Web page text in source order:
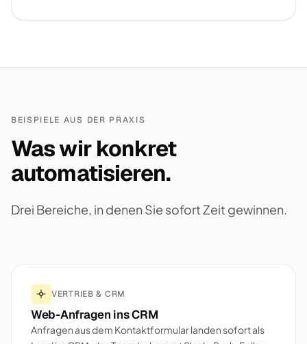
BEISPIELE AUS DER PRAXIS
Was wir konkret
automatisieren.
Drei Bereiche, in denen Sie sofort Zeit gewinnen.
VERTRIEB & CRM
Web-Anfragen ins CRM
Anfragen aus dem Kontaktformular landen sofort als